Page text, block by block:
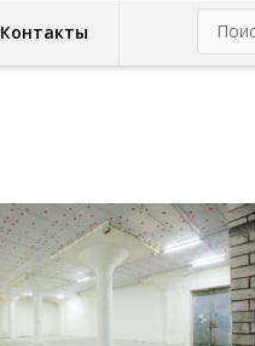
Контакты